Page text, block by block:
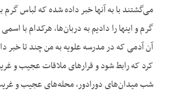
می‌گشتند با به آنها خبر داده شده که لباس گرم
گرم و اینها را دادیم به دربان‌ها، هرکدام با
آن آدمی که در مدرسه علویه به من چند تا خبر
کرد که رابط شود و قرارهای ملاقات عجیب و
شب میدان‌های دورادور، محله‌های عجیب و